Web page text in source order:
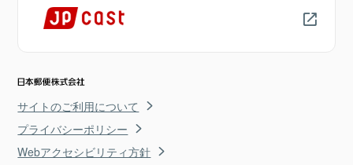
サイトのご利用について
プライバシーポリシー
Webアクセシビリティ方針